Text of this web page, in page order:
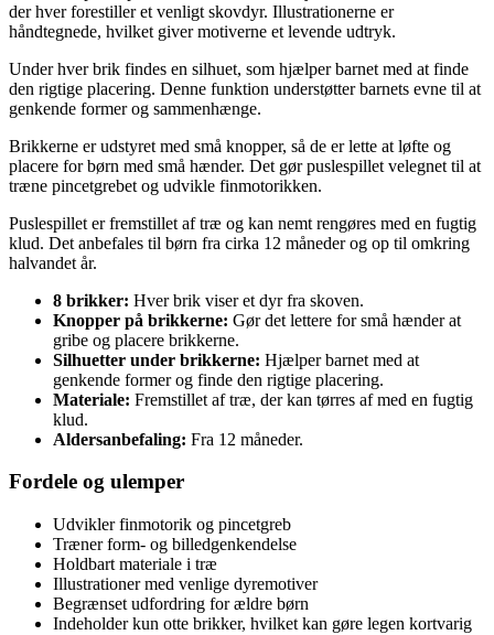
der hver forestiller et venligt skovdyr. Illustrationerne er
håndtegnede, hvilket giver motiverne et levende udtryk.
Under hver brik findes en silhuet, som hjælper barnet med at finde
den rigtige placering. Denne funktion understøtter barnets evne til at
genkende former og sammenhænge.
Brikkerne er udstyret med små knopper, så de er lette at løfte og
placere for børn med små hænder. Det gør puslespillet velegnet til at
træne pincetgrebet og udvikle finmotorikken.
Puslespillet er fremstillet af træ og kan nemt rengøres med en fugtig
klud. Det anbefales til børn fra cirka 12 måneder og op til omkring
halvandet år.
8 brikker: Hver brik viser et dyr fra skoven.
Knopper på brikkerne: Gør det lettere for små hænder at
gribe og placere brikkerne.
Silhuetter under brikkerne: Hjælper barnet med at
genkende former og finde den rigtige placering.
Materiale: Fremstillet af træ, der kan tørres af med en fugtig
klud.
Aldersanbefaling: Fra 12 måneder.
Fordele og ulemper
Udvikler finmotorik og pincetgreb
Træner form- og billedgenkendelse
Holdbart materiale i træ
Illustrationer med venlige dyremotiver
Begrænset udfordring for ældre børn
Indeholder kun otte brikker, hvilket kan gøre legen kortvarig